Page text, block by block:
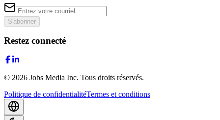
S'abonner
Restez connecté
© 2026 Jobs Media Inc. Tous droits réservés.
Politique de confidentialitéTermes et conditions